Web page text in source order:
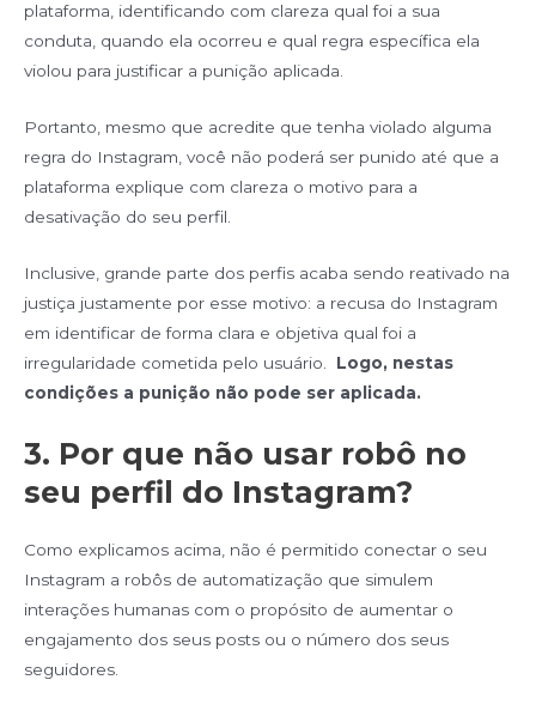
plataforma, identificando com clareza qual foi a sua
conduta, quando ela ocorreu e qual regra específica ela
violou para justificar a punição aplicada.
Portanto, mesmo que acredite que tenha violado alguma
regra do Instagram, você não poderá ser punido até que a
plataforma explique com clareza o motivo para a
desativação do seu perfil.
Inclusive, grande parte dos perfis acaba sendo reativado na
justiça justamente por esse motivo: a recusa do Instagram
em identificar de forma clara e objetiva qual foi a
irregularidade cometida pelo usuário. Logo, nestas
condições a punição não pode ser aplicada.
3. Por que não usar robô no
seu perfil do Instagram?
Como explicamos acima, não é permitido conectar o seu
Instagram a robôs de automatização que simulem
interações humanas com o propósito de aumentar o
engajamento dos seus posts ou o número dos seus
seguidores.